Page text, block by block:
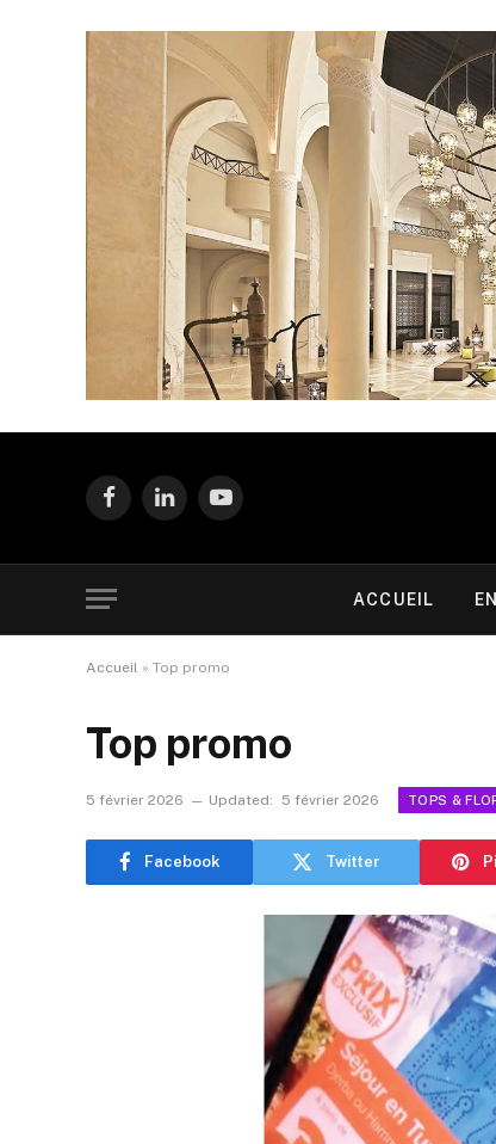
FacebookLinkedInYouTube
ACCUEIL
Accueil » Top promo
Top promo
5 février 2026 Updated: 5 février 2026 TOPS &
Facebook Twitter